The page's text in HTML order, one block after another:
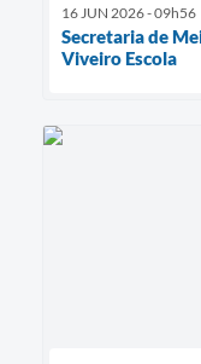
16 JUN 2026 - 09h56
Secretaria de
Viveiro Escola